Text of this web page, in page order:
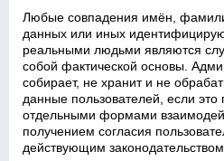
Любые совпадения имён,
данных или иных
реальными людьми являются
собой фактической основы.
собирает, не хранит и не
данные пользователей, если
отдельными формами
получением согласия
действующим